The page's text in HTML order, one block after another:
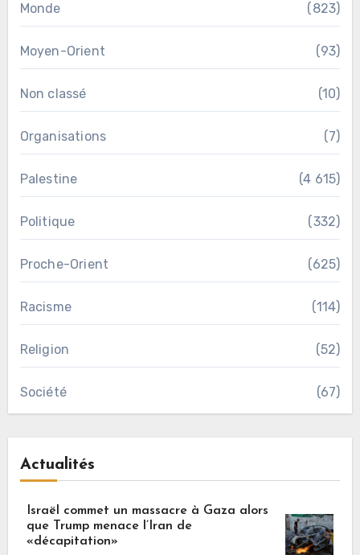
Monde (823)
Moyen-Orient (93)
Non classé (10)
Organisations (7)
Palestine (4 615)
Politique (332)
Proche-Orient (625)
Racisme (114)
Religion (52)
Société (67)
Actualités
Israël commet un massacre à Gaza alors
que Trump menace l’Iran de
«décapitation»